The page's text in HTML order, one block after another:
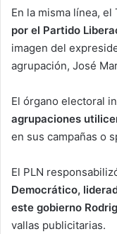
En la misma línea, el
por el Partido
imagen del
agrupación, José
El órgano electoral
agrupaciones
en sus campañas o
El PLN
Democrático,
este gobierno
vallas publicitarias.